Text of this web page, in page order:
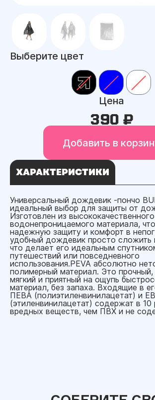
Выберите цвет
Цена
390 ₽
Добавить в
ХАРАКТЕРИСТИКИ
Универсальный дождевик -пончо
идеальный выбор для защиты от
Изготовлен из высококачественного
водонепроницаемого материала,
надежную защиту и комфорт в
удобный дождевик просто сложить
что делает его идеальным
путешествий или повседневного
использования.PEVA абсолютно
полимерный материал. Это прочный,
мягкий и приятный на ощупь
материал, без запаха. Входящие в
ПЕВА (полиэтиленвинилацетат) и
(этиленвинилацетат) содержат в 10
вредных веществ, чем ПВХ и не